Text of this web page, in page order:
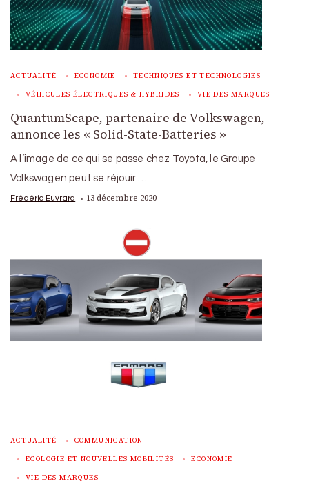
ACTUALITÉ ECONOMIE TECHNIQUES ET TECHNOLOGIES
VÉHICULES ÉLECTRIQUES & HYBRIDES VIE DES MARQUES
QuantumScape, partenaire de Volkswagen,
annonce les « Solid-State-Batteries »
A l’image de ce qui se passe chez Toyota, le Groupe
Volkswagen peut se réjouir …
Frédéric Euvrard 13 décembre 2020
ACTUALITÉ COMMUNICATION
ECOLOGIE ET NOUVELLES MOBILITÉS ECONOMIE
VIE DES MARQUES